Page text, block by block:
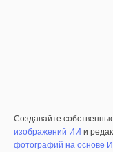
Создавайте
изображений ИИ и
фотографий на основе